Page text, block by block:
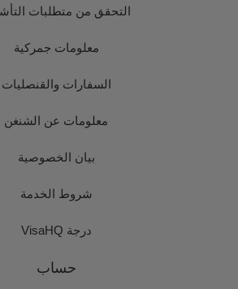
التحقق من متطلبات
معلومات جمركية
السفارات والقنصليات
معلومات عن الشنغن
بيان الخصوصية
شروط الخدمة
درجة VisaHQ
حساب